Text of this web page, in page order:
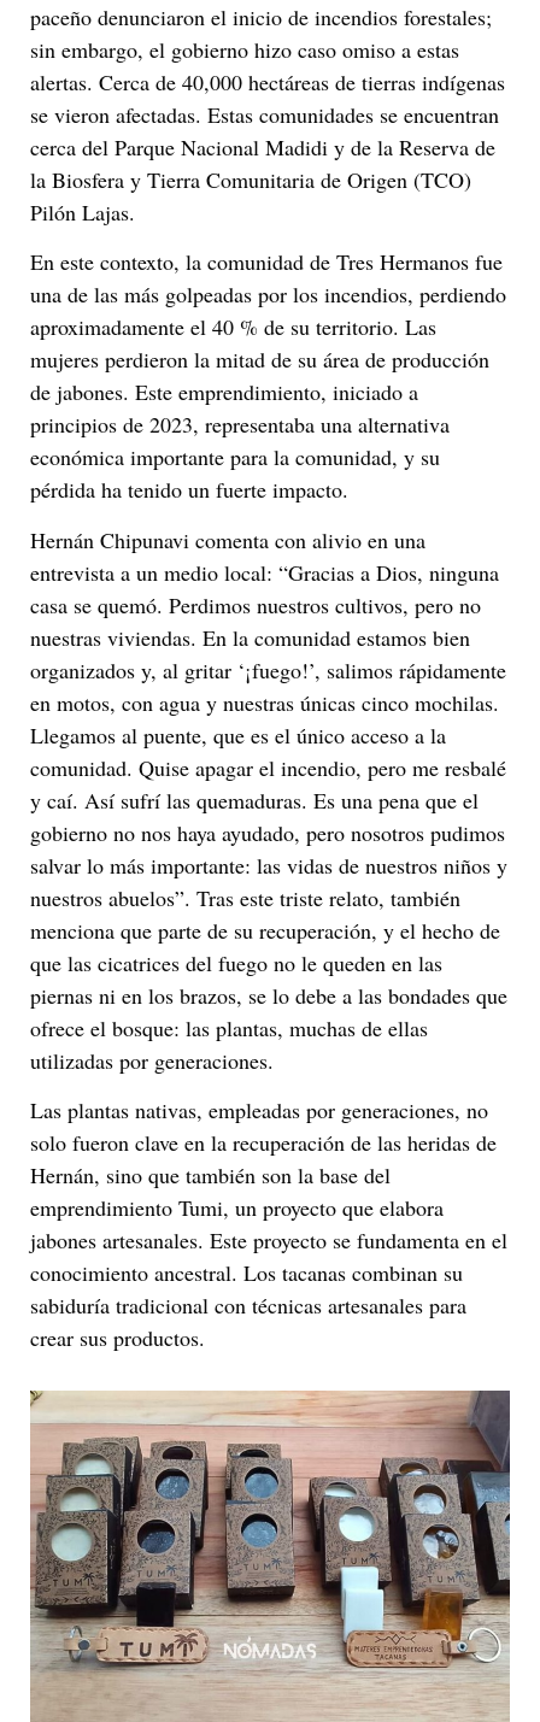
paceño denunciaron el inicio de incendios forestales;
sin embargo, el gobierno hizo caso omiso a estas
alertas. Cerca de 40,000 hectáreas de tierras indígenas
se vieron afectadas. Estas comunidades se encuentran
cerca del Parque Nacional Madidi y de la Reserva de
la Biosfera y Tierra Comunitaria de Origen (TCO)
Pilón Lajas.
En este contexto, la comunidad de Tres Hermanos fue
una de las más golpeadas por los incendios, perdiendo
aproximadamente el 40 % de su territorio. Las
mujeres perdieron la mitad de su área de producción
de jabones. Este emprendimiento, iniciado a
principios de 2023, representaba una alternativa
económica importante para la comunidad, y su
pérdida ha tenido un fuerte impacto.
Hernán Chipunavi comenta con alivio en una
entrevista a un medio local: “Gracias a Dios, ninguna
casa se quemó. Perdimos nuestros cultivos, pero no
nuestras viviendas. En la comunidad estamos bien
organizados y, al gritar ‘¡fuego!’, salimos rápidamente
en motos, con agua y nuestras únicas cinco mochilas.
Llegamos al puente, que es el único acceso a la
comunidad. Quise apagar el incendio, pero me resbalé
y caí. Así sufrí las quemaduras. Es una pena que el
gobierno no nos haya ayudado, pero nosotros pudimos
salvar lo más importante: las vidas de nuestros niños y
nuestros abuelos”. Tras este triste relato, también
menciona que parte de su recuperación, y el hecho de
que las cicatrices del fuego no le queden en las
piernas ni en los brazos, se lo debe a las bondades que
ofrece el bosque: las plantas, muchas de ellas
utilizadas por generaciones.
Las plantas nativas, empleadas por generaciones, no
solo fueron clave en la recuperación de las heridas de
Hernán, sino que también son la base del
emprendimiento Tumi, un proyecto que elabora
jabones artesanales. Este proyecto se fundamenta en el
conocimiento ancestral. Los tacanas combinan su
sabiduría tradicional con técnicas artesanales para
crear sus productos.